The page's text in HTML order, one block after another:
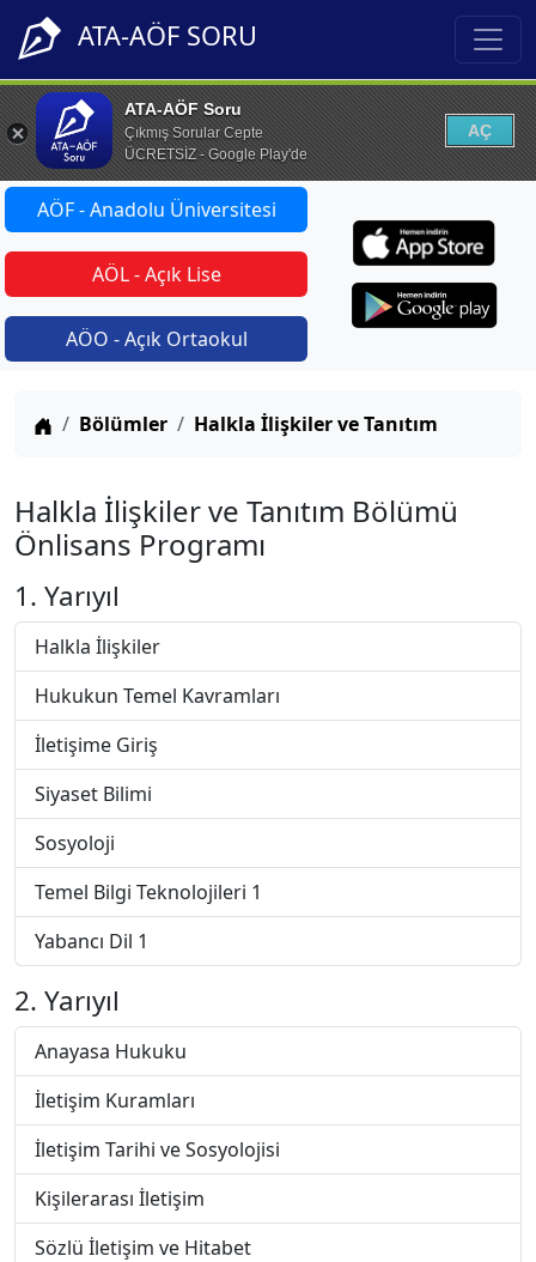
ATA-AÖF SORU
ATA-AÖF Soru
Çıkmış Sorular Cepte
ÜCRETSİZ - Google Play'de
AÇ
AÖF - Anadolu Üniversitesi
AÖL - Açık Lise
AÖO - Açık Ortaokul
Anasayfa
Bölümler Halkla İlişkiler ve Tanıtım
Halkla İlişkiler ve Tanıtım Bölümü
Önlisans Programı
1. Yarıyıl
Halkla İlişkiler
Hukukun Temel Kavramları
İletişime Giriş
Siyaset Bilimi
Sosyoloji
Temel Bilgi Teknolojileri 1
Yabancı Dil 1
2. Yarıyıl
Anayasa Hukuku
İletişim Kuramları
İletişim Tarihi ve Sosyolojisi
Kişilerarası İletişim
Sözlü İletişim ve Hitabet